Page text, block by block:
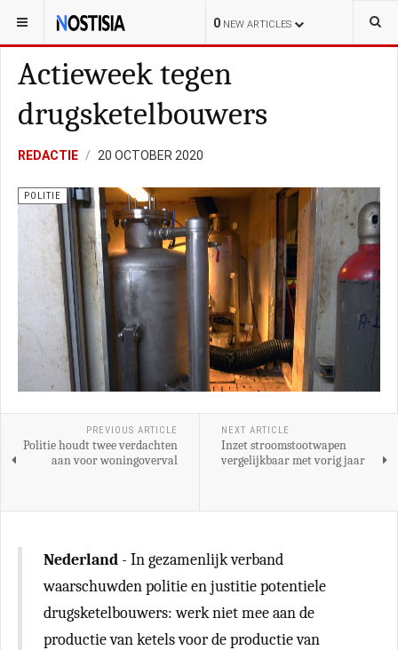
0 NEW ARTICLES
YOU ARE HERE: NEDERLAND ALGEMEEN
Actieweek tegen
drugsketelbouwers
REDACTIE 20 OCTOBER 2020
POLITIE
PREVIOUS ARTICLE
Politie houdt twee verdachten
aan voor woningoverval
NEXT ARTICLE
Inzet stroomstootwapen
vergelijkbaar met vorig jaar
Nederland - In gezamenlijk verband
waarschuwden politie en justitie potentiele
drugsketelbouwers: werk niet mee aan de
productie van ketels voor de productie van